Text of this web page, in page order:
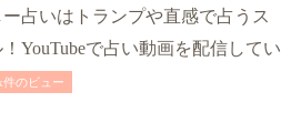
ー占いはトランプや直感で占うス
YouTubeで占い動画を配信してい
件のビュー